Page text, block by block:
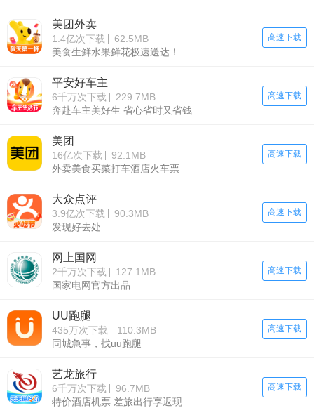
美团外卖
1.4亿次下载
62.5MB
美食生鲜水果鲜花极速送达！
高速下载
平安好车主
6千万次下载
229.7MB
奔赴车主美好生 省心省时又省钱
高速下载
美团
16亿次下载
92.1MB
外卖美食买菜打车酒店火车票
高速下载
大众点评
3.9亿次下载
90.3MB
发现好去处
高速下载
网上国网
2千万次下载
127.1MB
国家电网官方出品
高速下载
UU跑腿
435万次下载
110.3MB
同城急事，找uu跑腿
高速下载
艺龙旅行
6千万次下载
96.7MB
特价酒店机票 差旅出行享返现
高速下载